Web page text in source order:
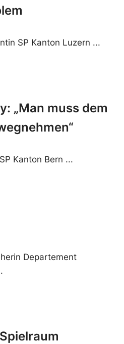
SP Kanton Luzern
„Man muss dem
Kanton Bern
Departement